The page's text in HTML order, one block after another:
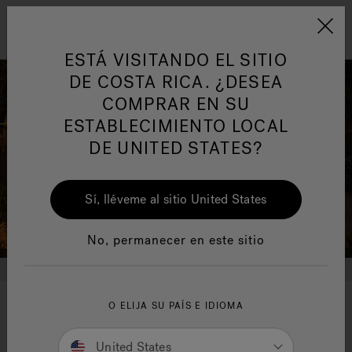
Jacuzzi&reg; Latin
Responsabilidad Social
HIDROMASAJE
ESTÁ VISITANDO EL SITIO
DE COSTA RICA. ¿DESEA
COMPRAR EN SU
ESTABLECIMIENTO LOCAL
DE UNITED STATES?
Sí, lléveme al sitio United States
No, permanecer en este sitio
O ELIJA SU PAÍS E IDIOMA
United States